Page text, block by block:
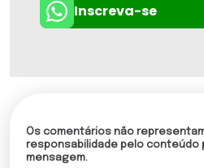
Inscreva-se
Os comentários não
responsabilidade pelo conteúdo
mensagem.